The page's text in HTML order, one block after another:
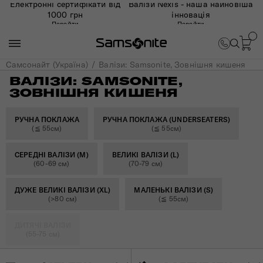
Електронні сертифікати від
1000 грн
Перейти
Валізи Nexis - наша найновіша
інновація
Перейти
Самсонайт (Україна) Валізи: Samsonite, Зовнішня кишеня
ВАЛІЗИ: SAMSONITE,
ЗОВНІШНЯ КИШЕНЯ
РУЧНА ПОКЛАЖА
(≦ 55см)
РУЧНА ПОКЛАЖА (UNDERSEATERS)
(≦ 55см)
СЕРЕДНІ ВАЛІЗИ (M)
(60-69 см)
ВЕЛИКІ ВАЛІЗИ (L)
(70-79 см)
ДУЖЕ ВЕЛИКІ ВАЛІЗИ (XL)
(>80 см)
МАЛЕНЬКІ ВАЛІЗИ (S)
(≦ 55см)